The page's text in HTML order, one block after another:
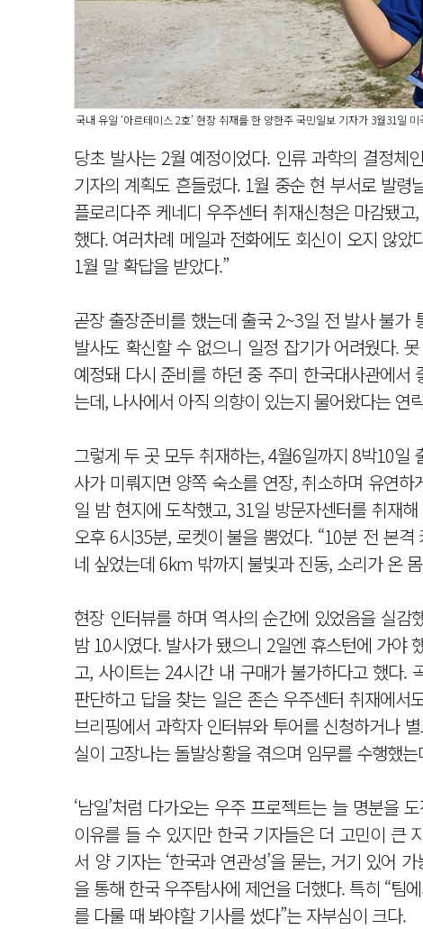
국내 유일 ‘아르테미스 2호’ 현장 취재를 한 양한주 국민일보 기자가 3월31일
당초 발사는 2월 예정이었다. 인류 과학의 결정체
기자의 계획도 흔들렸다. 1월 중순 현 부서로 발
플로리다주 케네디 우주센터 취재신청은 마감됐
했다. 여러차례 메일과 전화에도 회신이 오지 않
1월 말 확답을 받았다.”
곧장 출장준비를 했는데 출국 2~3일 전 발사 불가
발사도 확신할 수 없으니 일정 잡기가 어려웠다.
예정돼 다시 준비를 하던 중 주미 한국대사관에서
는데, 나사에서 아직 의향이 있는지 물어왔다는 연
그렇게 두 곳 모두 취재하는, 4월6일까지 8박10일
사가 미뤄지면 양쪽 숙소를 연장, 취소하며 유연
일 밤 현지에 도착했고, 31일 방문자센터를 취재
오후 6시35분, 로켓이 불을 뿜었다. “10분 전 본
네 싶었는데 6km 밖까지 불빛과 진동, 소리가 온
현장 인터뷰를 하며 역사의 순간에 있었음을 실감
밤 10시였다. 발사가 됐으니 2일엔 휴스턴에 가야
고, 사이트는 24시간 내 구매가 불가하다고 했다.
판단하고 답을 찾는 일은 존슨 우주센터 취재에
브리핑에서 과학자 인터뷰와 투어를 신청하거나
실이 고장나는 돌발상황을 겪으며 임무를 수행했
‘남일’처럼 다가오는 우주 프로젝트는 늘 명분을
이유를 들 수 있지만 한국 기자들은 더 고민이 큰
서 양 기자는 ‘한국과 연관성’을 묻는, 거기 있어
을 통해 한국 우주탐사에 제언을 더했다. 특히 “팀
를 다룰 때 봐야할 기사를 썼다”는 자부심이 크다.